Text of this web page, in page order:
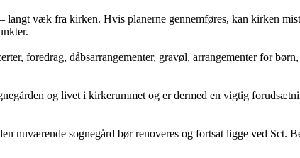
væk fra kirken. Hvis planerne gennemføres, kan kirken
foredrag, dåbsarrangementer, gravøl, arrangementer for
og livet i kirkerummet og er dermed en vigtig
nuværende sognegård bør renoveres og fortsat ligge ved Sct.